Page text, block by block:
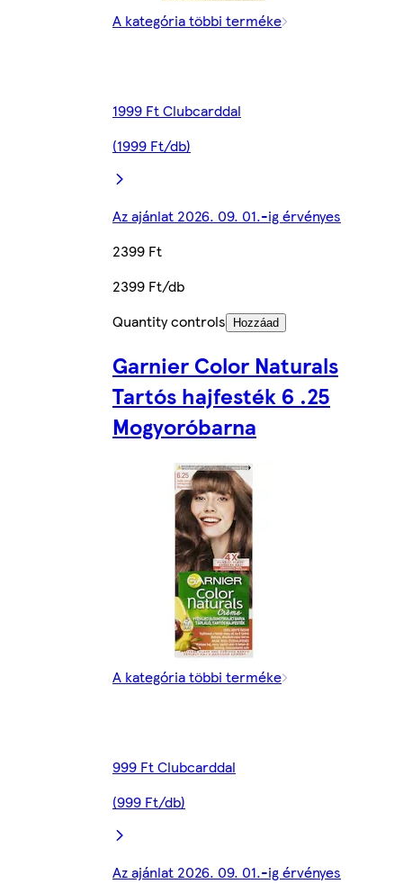
A kategória többi terméke
1999 Ft Clubcarddal
(1999 Ft/db)
Az ajánlat 2026. 09. 01.-ig érvényes
2399 Ft
2399 Ft/db
Quantity controls
Hozzáad
Garnier Color Naturals
Tartós hajfesték 6 .25
Mogyoróbarna
A kategória többi terméke
999 Ft Clubcarddal
(999 Ft/db)
Az ajánlat 2026. 09. 01.-ig érvényes